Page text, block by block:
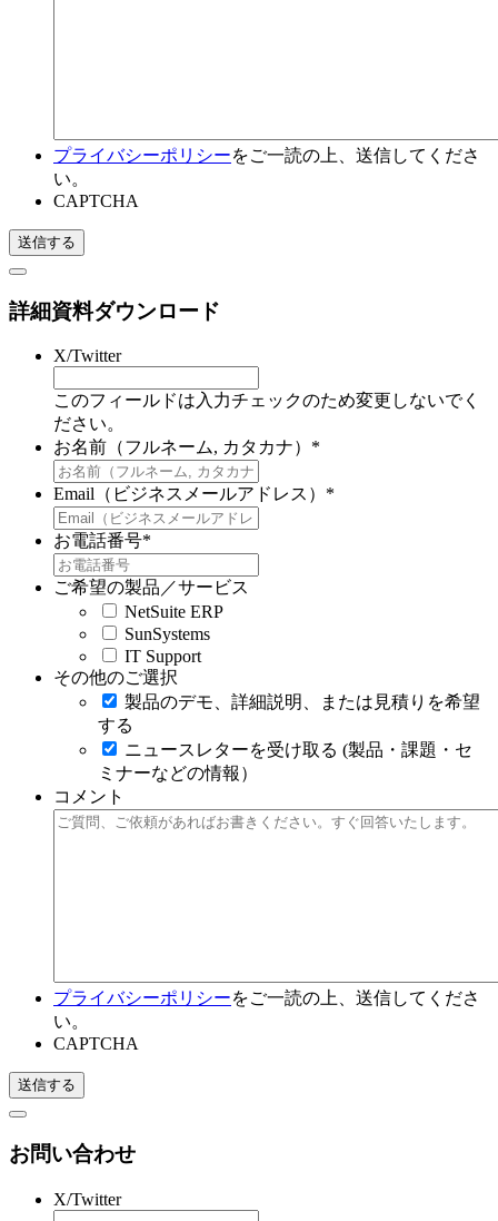
プライバシーポリシーをご一読の上、送信してくださ
い。
CAPTCHA
詳細資料ダウンロード
X/Twitter
このフィールドは入力チェックのため変更しないでく
ださい。
お名前（フルネーム, カタカナ） *
Email（ビジネスメールアドレス） *
お電話番号*
ご希望の製品／サービス
NetSuite ERP
SunSystems
IT Support
その他のご選択
製品のデモ、詳細説明、または見積りを希望
する
ニュースレターを受け取る (製品・課題・セ
ミナーなどの情報）
コメント
プライバシーポリシーをご一読の上、送信してくださ
い。
CAPTCHA
お問い合わせ
X/Twitter